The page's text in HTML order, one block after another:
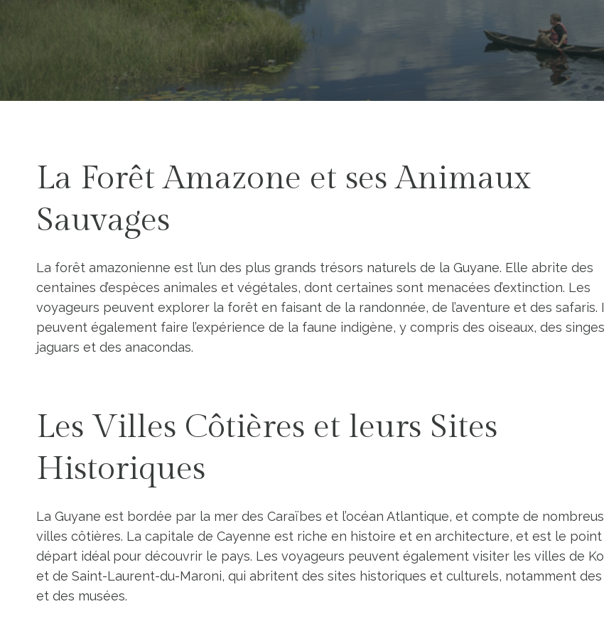
La Forêt Amazone et ses Animaux
Sauvages
La forêt amazonienne est l’un des plus grands trésors naturels de la Guyane. Elle abrite des
centaines d’espèces animales et végétales, dont certaines sont menacées d’extinction. Les
voyageurs peuvent explorer la forêt en faisant de la randonnée, de l’aventure et des safaris.
peuvent également faire l’expérience de la faune indigène, y compris des oiseaux, des
jaguars et des anacondas.
Les Villes Côtières et leurs Sites
Historiques
La Guyane est bordée par la mer des Caraïbes et l’océan Atlantique, et compte de
villes côtières. La capitale de Cayenne est riche en histoire et en architecture, et est le point
départ idéal pour découvrir le pays. Les voyageurs peuvent également visiter les villes de
et de Saint-Laurent-du-Maroni, qui abritent des sites historiques et culturels, notamment
et des musées.